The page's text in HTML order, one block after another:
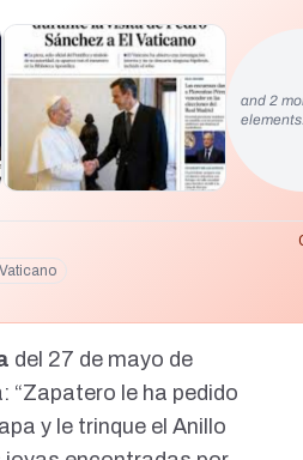
and 2
del 27 de mayo de
“Zapatero le ha pedido
y le trinque el Anillo